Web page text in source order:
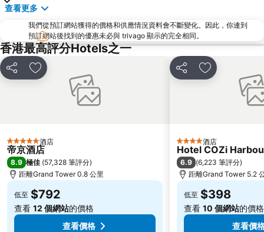
羅湖
North Point Metro Station
中環
Cheung Chau
羅湖口岸
Sheung Wan Metro Station
Tsing Yi Metro Station
寶安區
Causeway Bay Metro Station
深圳野生動物園
大梅沙海濱公園
皇崗口岸
長洲
Lamma Island
香港屯門
Tin Hau Metro Station
九龍塘
金銀島酒店站
查看更多
我們從預訂網站獲得的價格和供應情況資料會不斷變化。因此，你連到
預訂網站後找到的優惠未必與 trivago 顯示的完全相同。
香港最高評分Hotels之一
分享 放到收藏夾
5 星級 酒店
帝京酒店
8.9 極佳 (57,328 筆評分)
距離Grand Tower 0.8 公里
低至 $792
查看 12 個網站的價格
查看價格
分享 放到收藏夾
4 星級 酒店
Hotel COZi
6.9 (6,223 筆評分)
距離Grand Tower 5.2
低至 $398
查看 10 個網站的價格
查看價